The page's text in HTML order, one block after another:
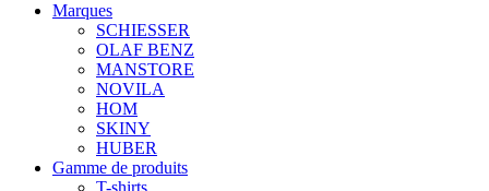
Marques
SCHIESSER
OLAF BENZ
MANSTORE
NOVILA
HOM
SKINY
HUBER
Gamme de produits
T-shirts